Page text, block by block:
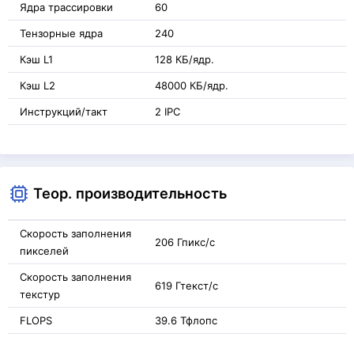
Ядра трассировки 60
Тензорные ядра 240
Кэш L1 128 КБ/ядр.
Кэш L2 48000 КБ/ядр.
Инструкций/такт 2 IPC
Теор. производительность
Скорость заполнения
пикселей
206 Гпикс/с
Скорость заполнения
текстур
619 Гтекст/с
FLOPS 39.6 Тфлопс